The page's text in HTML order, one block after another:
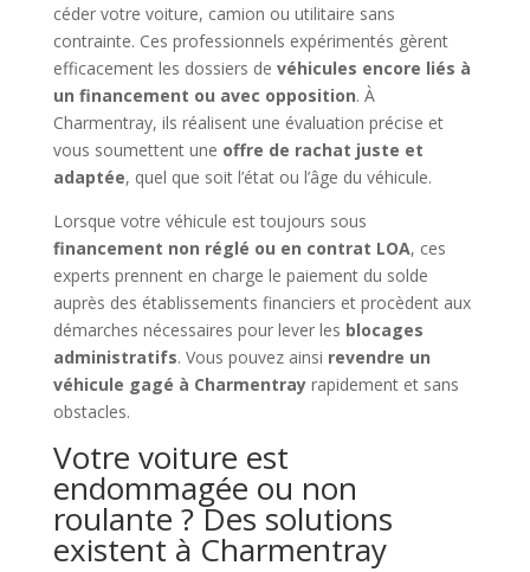
céder votre voiture, camion ou utilitaire sans
contrainte. Ces professionnels expérimentés gèrent
efficacement les dossiers de véhicules encore liés à
un financement ou avec opposition. À
Charmentray, ils réalisent une évaluation précise et
vous soumettent une offre de rachat juste et
adaptée, quel que soit l’état ou l’âge du véhicule.
Lorsque votre véhicule est toujours sous
financement non réglé ou en contrat LOA, ces
experts prennent en charge le paiement du solde
auprès des établissements financiers et procèdent aux
démarches nécessaires pour lever les blocages
administratifs. Vous pouvez ainsi revendre un
véhicule gagé à Charmentrayrapidement et sans
obstacles.
Votre voiture est
endommagée ou non
roulante ? Des solutions
existent à Charmentray